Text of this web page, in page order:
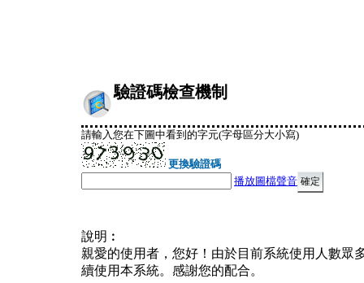
驗證碼檢查機制
請輸入您在下圖中看到的字元(字母區分大小寫)
更換驗證碼
播放圖檔聲音
說明︰
親愛的使用者，您好！由於目前系統使用人數眾
續使用本系統。感謝您的配合。